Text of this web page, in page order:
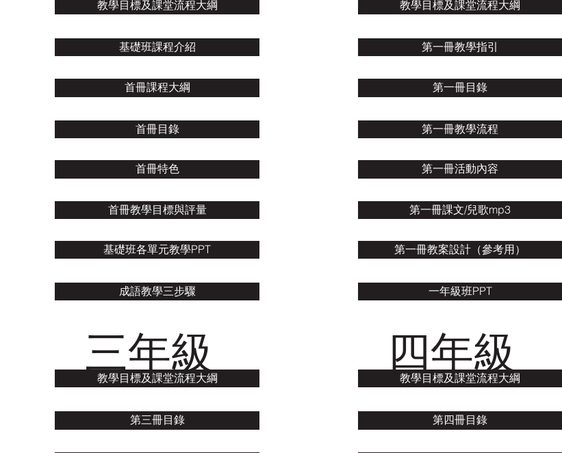
教學目標及課堂流程大綱
基礎班課程介紹
首冊課程大綱
首冊目錄
首冊特色
首冊教學目標與評量
基礎班各單元教學PPT
成語教學三步驟
教學目標及課堂流程大綱
第一冊教學指引
第一冊目錄
第一冊教學流程
第一冊活動內容
第一冊課文/兒歌mp3
第一冊教案設計（參考用）
一年級班PPT
教學目標及課堂流程大綱
三年級
第三冊目錄
教學目標及課堂流程大綱
四年級
第四冊目錄